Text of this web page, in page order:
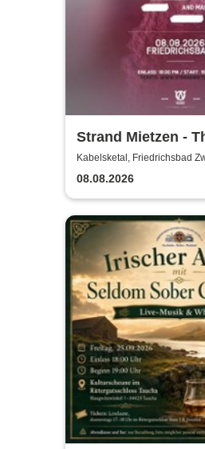
Strand Mietzen -
Rave
Kabelsketal, Friedrichsbad
08.08.2026